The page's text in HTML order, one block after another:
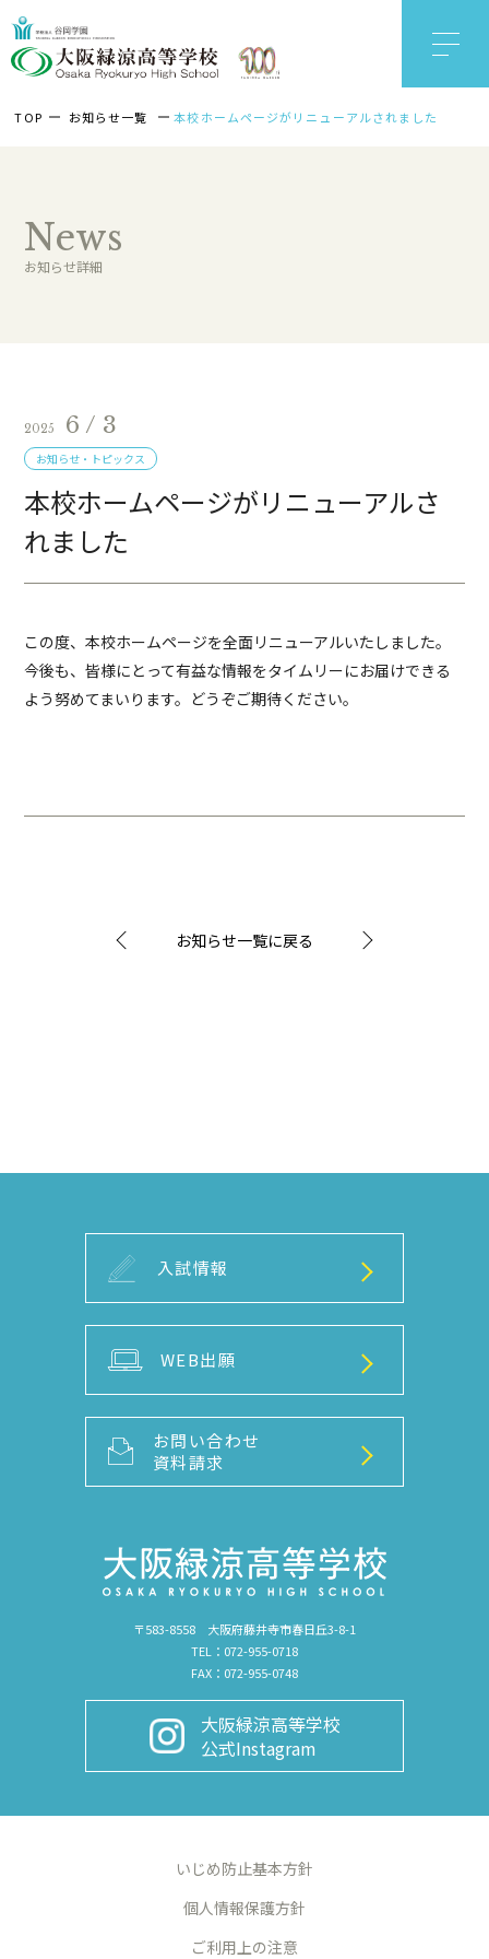
TOP お知らせ一覧 本校ホームページがリニューアルされました
News
お知らせ詳細
2025 6 / 3
お知らせ・トピックス
本校ホームページがリニューアルさ
れました
この度、本校ホームページを全面リニューアルいたしました。
今後も、皆様にとって有益な情報をタイムリーにお届けできる
よう努めてまいります。どうぞご期待ください。
お知らせ一覧に戻る
〒583-8558 大阪府藤井寺市春日丘3-8-1
TEL：072-955-0718
FAX：072-955-0748
大阪緑涼高等学校
公式Instagram
入試情報
WEB出願
お問い合わせ
資料請求
いじめ防止基本方針
個人情報保護方針
ご利用上の注意